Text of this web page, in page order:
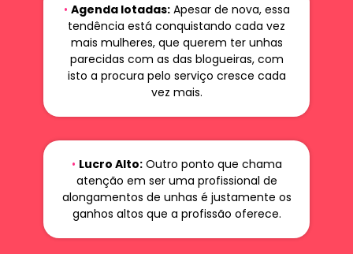
• Agenda lotadas:Apesar de nova, essa
tendência está conquistando cada vez
mais mulheres, que querem ter unhas
parecidas com as das blogueiras, com
isto a procura pelo serviço cresce cada
vez mais.
• Lucro Alto:Outro ponto que chama
atenção em ser uma profissional de
alongamentos de unhas é justamente os
ganhos altos que a profissão oferece.